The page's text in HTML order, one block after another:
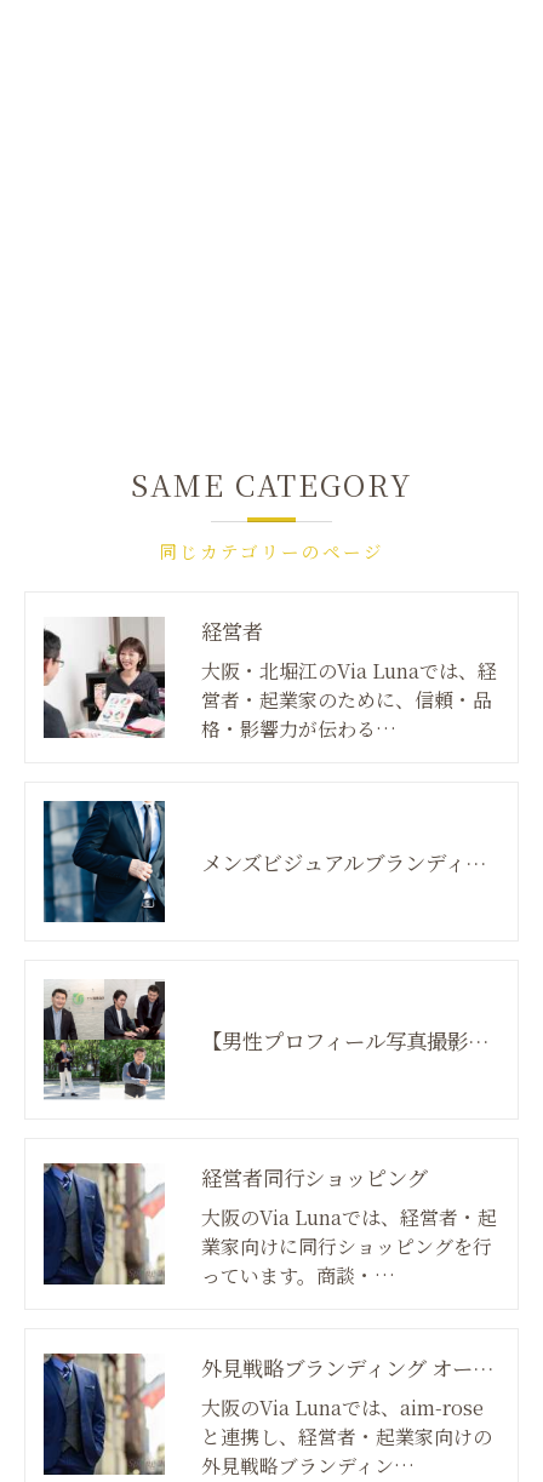
同じカテゴリーのページ
SAME CATEGORY
経営者
大阪・北堀江のVia Lunaでは、経
営者・起業家のために、信頼・品
格・影響力が伝わる…
メンズビジュアルブランディング
【男性プロフィール写真撮影】 未来先取り★ネクストステージプロジェクト （ブランディング付）
経営者同行ショッピング
大阪のVia Lunaでは、経営者・起
業家向けに同行ショッピングを行
っています。商談・…
外見戦略ブランディング オーダーメイド
大阪のVia Lunaでは、aim-rose
と連携し、経営者・起業家向けの
外見戦略ブランディン…